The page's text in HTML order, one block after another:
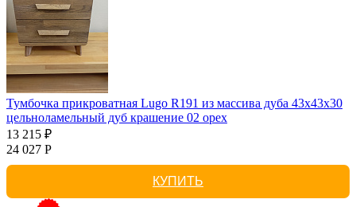
Тумбочка прикроватная Lugo R191 из массива дуба 43х43х30
цельноламельный дуб крашение 02 орех
13 215 ₽
24 027 Р
КУПИТЬ